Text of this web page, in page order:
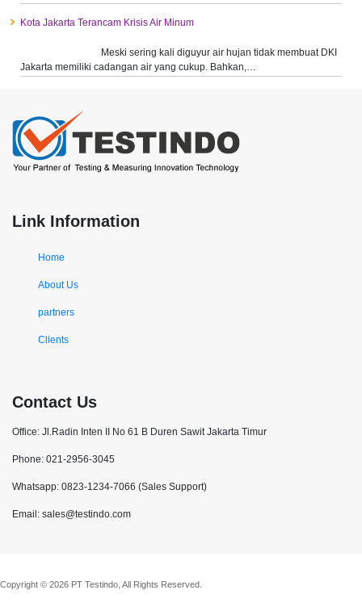
Kota Jakarta Terancam Krisis Air Minum
Meski sering kali diguyur air hujan tidak membuat DKI
Jakarta memiliki cadangan air yang cukup. Bahkan,…
Link Information
Home
About Us
partners
Clients
Contact Us
Office: Jl.Radin Inten II No 61 B Duren Sawit Jakarta Timur
Phone: 021-2956-3045
Whatsapp: 0823-1234-7066 (Sales Support)
Email: sales@testindo.com
Copyright © 2026 PT Testindo, All Rights Reserved.